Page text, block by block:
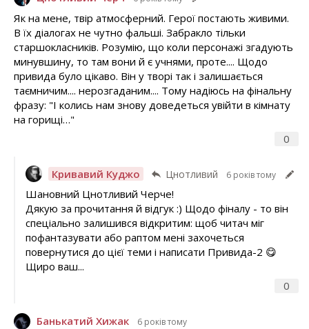
0
Як на мене, твір атмосферний. Герої постають живими.
В їх діалогах не чутно фальші. Забракло тільки
старшокласників. Розумію, що коли персонажі згадують
минувшину, то там вони й є учнями, проте.... Щодо
привида було цікаво. Він у творі так і залишається
таємничим.... нерозгаданим.... Тому надіюсь на фінальну
фразу: "І колись нам знову доведеться увійти в кімнату
на горищі…"
Кривавий Куджо Цнотливий 6 років тому
0
Шановний Цнотливий Черче!
Дякую за прочитання й відгук :) Щодо фіналу - то він
спеціально залишився відкритим: щоб читач міг
пофантазувати або раптом мені захочеться
повернутися до цієї теми і написати Привида-2 😋
Щиро ваш...
Банькатий Хижак 6 років тому